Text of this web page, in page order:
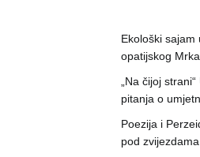
Ekološki sajam
opatijskog
„Na čijoj
pitanja o
Poezija i
pod